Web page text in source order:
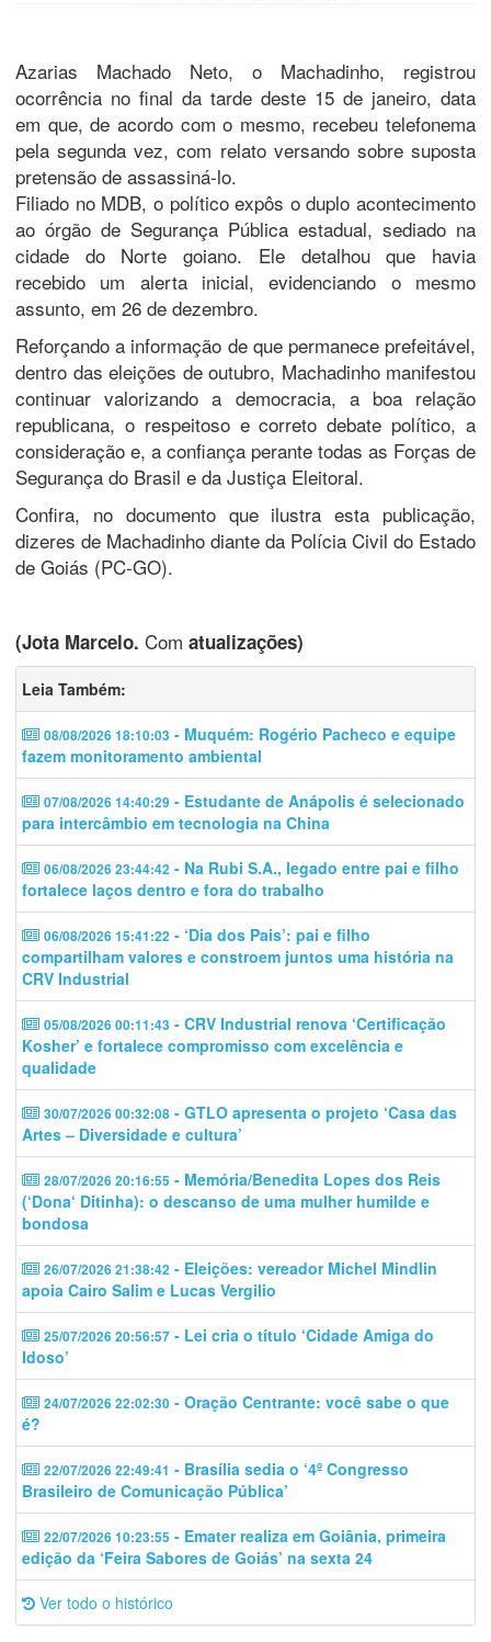
Azarias Machado Neto, o Machadinho, registrou
ocorrência no final da tarde deste 15 de janeiro, data
em que, de acordo com o mesmo, recebeu telefonema
pela segunda vez, com relato versando sobre suposta
pretensão de assassiná-lo.
Filiado no MDB, o político expôs o duplo acontecimento
ao órgão de Segurança Pública estadual, sediado na
cidade do Norte goiano. Ele detalhou que havia
recebido um alerta inicial, evidenciando o mesmo
assunto, em 26 de dezembro.
Reforçando a informação de que permanece prefeitável,
dentro das eleições de outubro, Machadinho manifestou
continuar valorizando a democracia, a boa relação
republicana, o respeitoso e correto debate político, a
consideração e, a confiança perante todas as Forças de
Segurança do Brasil e da Justiça Eleitoral.
Confira, no documento que ilustra esta publicação,
dizeres de Machadinho diante da Polícia Civil do Estado
de Goiás (PC-GO).
(Jota Marcelo. Com atualizações)
Leia Também:
08/08/2026 18:10:03 - Muquém: Rogério Pacheco e equipe
fazem monitoramento ambiental
07/08/2026 14:40:29 - Estudante de Anápolis é selecionado
para intercâmbio em tecnologia na China
06/08/2026 23:44:42 - Na Rubi S.A., legado entre pai e filho
fortalece laços dentro e fora do trabalho
06/08/2026 15:41:22 - ‘Dia dos Pais’: pai e filho
compartilham valores e constroem juntos uma história na
CRV Industrial
05/08/2026 00:11:43 - CRV Industrial renova ‘Certificação
Kosher’ e fortalece compromisso com excelência e
qualidade
30/07/2026 00:32:08 - GTLO apresenta o projeto ‘Casa das
Artes – Diversidade e cultura’
28/07/2026 20:16:55 - Memória/Benedita Lopes dos Reis
(‘Dona‘ Ditinha): o descanso de uma mulher humilde e
bondosa
26/07/2026 21:38:42 - Eleições: vereador Michel Mindlin
apoia Cairo Salim e Lucas Vergilio
25/07/2026 20:56:57 - Lei cria o título ‘Cidade Amiga do
Idoso’
24/07/2026 22:02:30 - Oração Centrante: você sabe o que
é?
22/07/2026 22:49:41 - Brasília sedia o ‘4º Congresso
Brasileiro de Comunicação Pública’
22/07/2026 10:23:55 - Emater realiza em Goiânia, primeira
edição da ‘Feira Sabores de Goiás’ na sexta 24
Ver todo o histórico